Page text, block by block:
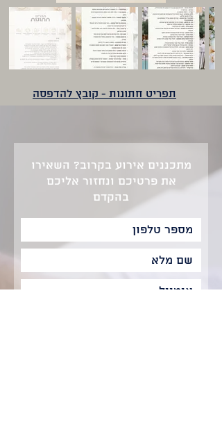
תפריט חתונות - קובץ להדפסה
מתכננים אירוע בקרוב? השאירו
את פרטיכם ונחזור אליכם
בהקדם